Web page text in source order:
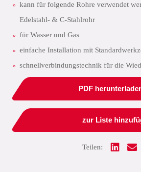
kann für folgende Rohre verwendet
Edelstahl- & C-Stahlrohr
für Wasser und Gas
einfache Installation mit
schnellverbindungstechnik für die
PDF
zur Liste
Teilen: